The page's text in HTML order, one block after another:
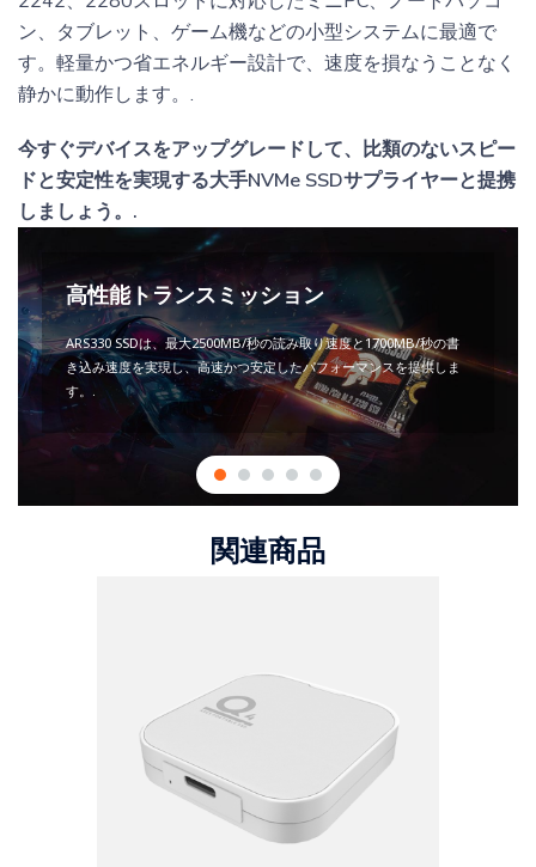
ン、タブレット、ゲーム機などの小型システムに最適で
す。軽量かつ省エネルギー設計で、速度を損なうことなく
静かに動作します。.
今すぐデバイスをアップグレードして、比類のないスピー
ドと安定性を実現する大手NVMe SSDサプライヤーと提携
しましょう。.
高性能トランスミッション
ARS330 SSDは、最大2500MB/秒の読み取り速度と1700MB/秒の書
き込み速度を実現し、高速かつ安定したパフォーマンスを提供しま
す。.
関連商品